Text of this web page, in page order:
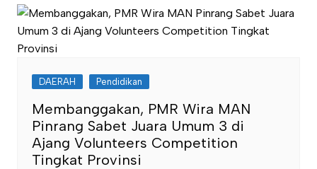
DAERAH Pendidikan
Membanggakan, PMR Wira MAN
Pinrang Sabet Juara Umum 3 di
Ajang Volunteers Competition
Tingkat Provinsi